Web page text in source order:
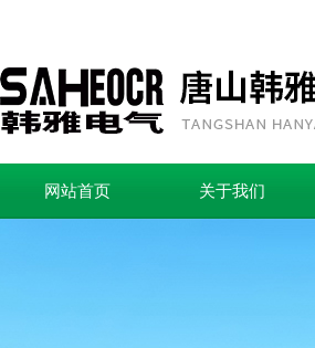
网站首页 关于我们